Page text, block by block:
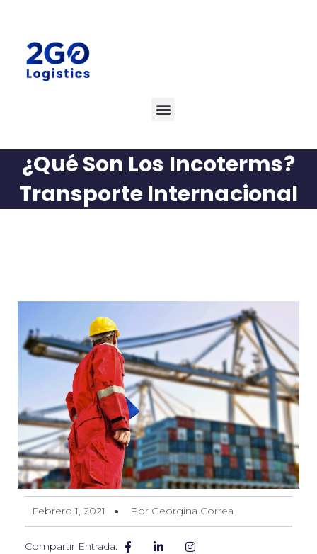
¿Qué Son Los Incoterms?
Transporte Internacional
Febrero 1, 2021 Por Georgina Correa
Compartir Entrada: